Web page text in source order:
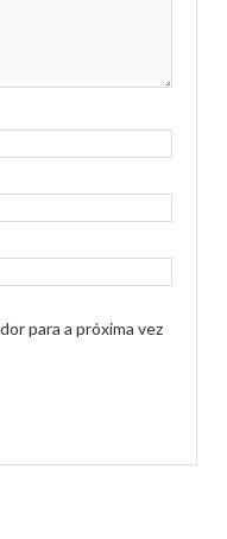
para a próxima vez